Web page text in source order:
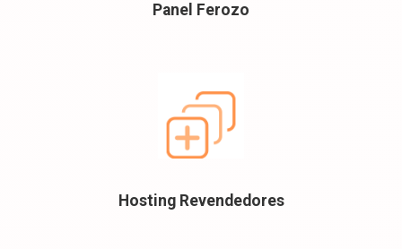
Panel Ferozo
Hosting Revendedores